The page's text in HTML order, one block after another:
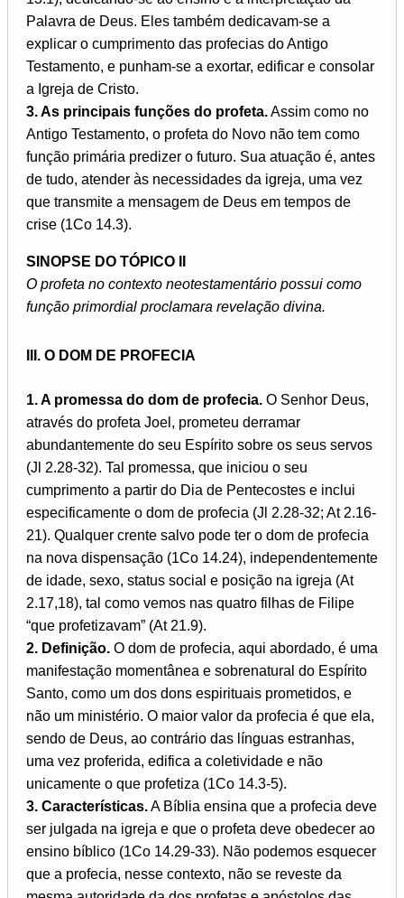
Palavra de Deus. Eles também dedicavam-se a
explicar o cumprimento das profecias do Antigo
Testamento, e punham-se a exortar, edificar e consolar
a Igreja de Cristo.
3. As principais funções do profeta.Assim como no
Antigo Testamento, o profeta do Novo não tem como
função primária predizer o futuro. Sua atuação é, antes
de tudo, atender às necessidades da igreja, uma vez
que transmite a mensagem de Deus em tempos de
crise (1Co 14.3).
SINOPSE DO TÓPICO II
O profeta no contexto neotestamentário possui como
função primordial proclamara revelação divina.
III. O DOM DE PROFECIA
1. A promessa do dom de profecia. O Senhor Deus,
através do profeta Joel, prometeu derramar
abundantemente do seu Espírito sobre os seus servos
(Jl 2.28-32). Tal promessa, que iniciou o seu
cumprimento a partir do Dia de Pentecostes e inclui
especificamente o dom de profecia (Jl 2.28-32; At 2.16-
21). Qualquer crente salvo pode ter o dom de profecia
na nova dispensação (1Co 14.24), independentemente
de idade, sexo, status social e posição na igreja (At
2.17,18), tal como vemos nas quatro filhas de Filipe
“que profetizavam” (At 21.9).
2. Definição. O dom de profecia, aqui abordado, é uma
manifestação momentânea e sobrenatural do Espírito
Santo, como um dos dons espirituais prometidos, e
não um ministério. O maior valor da profecia é que ela,
sendo de Deus, ao contrário das línguas estranhas,
uma vez proferida, edifica a coletividade e não
unicamente o que profetiza (1Co 14.3-5).
3. Características.A Bíblia ensina que a profecia deve
ser julgada na igreja e que o profeta deve obedecer ao
ensino bíblico (1Co 14.29-33). Não podemos esquecer
que a profecia, nesse contexto, não se reveste da